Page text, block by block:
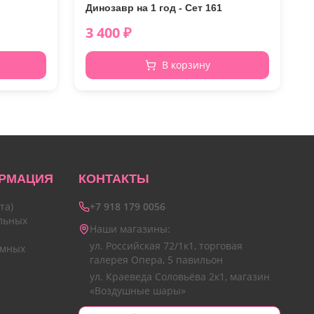
Динозавр на 1 год - Сет 161
3 400₽
В корзину
КОНТАКТЫ
+7 918 179 0056
Наши магазины:
ул. Российская 72/1к1, торговая
галерея Опера, 5 павильон
ул. Краеведа Соловьёва 2к1, магазин
«Воздушные шары»